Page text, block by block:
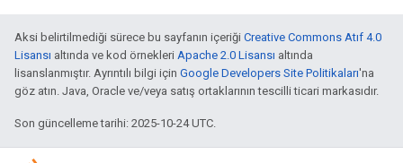
Aksi belirtilmediği sürece bu sayfanın içeriği Creative Commons Atıf 4.0
Lisansı altında ve kod örnekleri Apache 2.0 Lisansı altında
lisanslanmıştır. Ayrıntılı bilgi için Google Developers Site Politikaları'na
göz atın. Java, Oracle ve/veya satış ortaklarının tescilli ticari markasıdır.
Son güncelleme tarihi: 2025-10-24 UTC.